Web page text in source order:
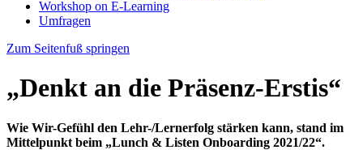
Workshop on E-Learning
Umfragen
Zum Seitenfuß springen
„Denkt an die Präsenz-Erstis“
Wie Wir-Gefühl den Lehr-/Lernerfolg stärken kann, stand im
Mittelpunkt beim „Lunch & Listen Onboarding 2021/22“.